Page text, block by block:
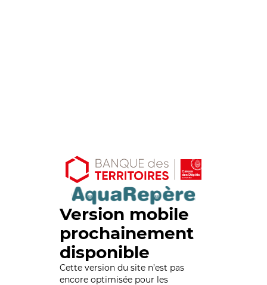
Version mobile
prochainement
disponible
Cette version du site n’est pas
encore optimisée pour les